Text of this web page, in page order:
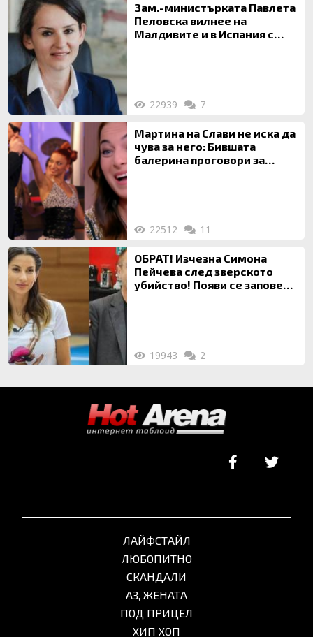
Зам.-министърката Павлета
Пеловска вилнее на
Малдивите и в Испания с
22939 7
Мартина на Слави не иска да
чува за него: Бившата
балерина проговори за
22512 11
ОБРАТ! Изчезна Симона
Пейчева след зверското
убийство! Появи се заповед
19943 2
ЛАЙФСТАЙЛ
ЛЮБОПИТНО
СКАНДАЛИ
АЗ, ЖЕНАТА
ПОД ПРИЦЕЛ
ХИП ХОП